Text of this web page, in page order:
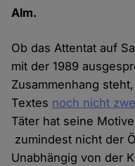
Alm.
Ob das Attentat auf
mit der 1989
Zusammenhang
Textes noch nicht
Täter hat seine
zumindest nicht der
Unabhängig von der